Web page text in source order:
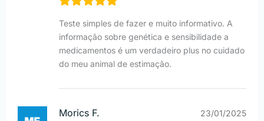
Teste simples de fazer e muito informativo. A
informação sobre genética e sensibilidade a
medicamentos é um verdadeiro plus no cuidado
do meu animal de estimação.
Morics F. 23/01/2025